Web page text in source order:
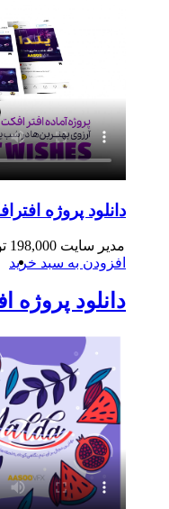
دانلود پروژه
مدیر سایت 198,000
افزودن به سبد خرید
دانلود پروژه